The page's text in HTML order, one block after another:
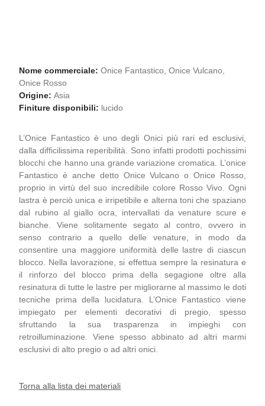
Nome commerciale:Onice Fantastico, Onice Vulcano,
Onice Rosso
Origine:Asia
Finiture disponibili: lucido
L’Onice Fantastico è uno degli Onici più rari ed esclusivi,
dalla difficilissima reperibilità. Sono infatti prodotti pochissimi
blocchi che hanno una grande variazione cromatica. L’onice
Fantastico è anche detto Onice Vulcano o Onice Rosso,
proprio in virtù del suo incredibile colore Rosso Vivo. Ogni
lastra è perciò unica e irripetibile e alterna toni che spaziano
dal rubino al giallo ocra, intervallati da venature scure e
bianche. Viene solitamente segato al contro, ovvero in
senso contrario a quello delle venature, in modo da
consentire una maggiore uniformità delle lastre di ciascun
blocco. Nella lavorazione, si effettua sempre la resinatura e
il rinforzo del blocco prima della segagione oltre alla
resinatura di tutte le lastre per migliorarne al massimo le doti
tecniche prima della lucidatura. L’Onice Fantastico viene
impiegato per elementi decorativi di pregio, spesso
sfruttando la sua trasparenza in impieghi con
retroilluminazione. Viene spesso abbinato ad altri marmi
esclusivi di alto pregio o ad altri onici.
Torna alla lista dei materiali